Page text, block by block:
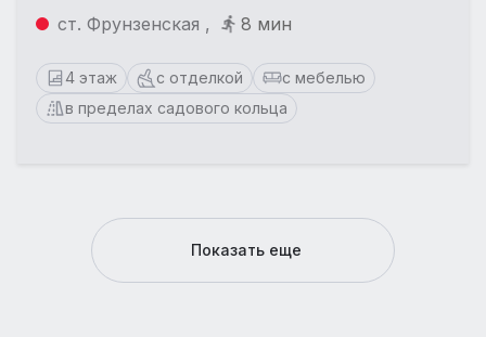
ст. Фрунзенская ,
8 мин
4 этаж с отделкой
с мебелью
в пределах садового кольца
Показать еще